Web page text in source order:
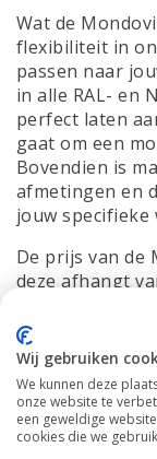
Wat de
flexibiliteit in
passen naar
in alle RAL- en
perfect laten
gaat om een
Bovendien is
afmetingen en
jouw specifieke
De prijs van de
deze afhangt
eventuele
mogelijk om
perfect bij jouw
met ons op
vrijblijvende
Afmetingen:
Wij gebruiken
We kunnen deze
onze website te
een geweldige
cookies die we